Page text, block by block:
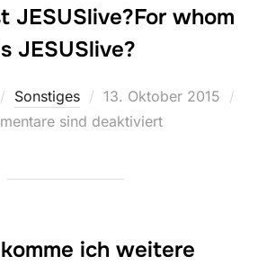
JESUSlive?For whom
JESUSlive?
Sonstiges
13. Oktober 2015
sind deaktiviert
ich weitere